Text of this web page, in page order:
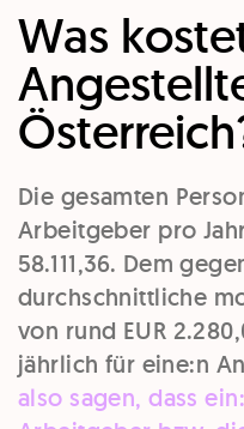
Was
Die gesamten
Arbeitgeber pro
58.111,36. Dem
durchschnittliche
von rund EUR
jährlich für eine:n
also sagen, dass